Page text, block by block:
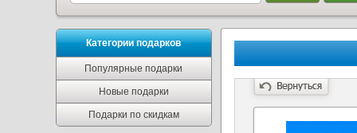
Категории подарков
Популярные подарки
Новые подарки
Подарки по скидкам